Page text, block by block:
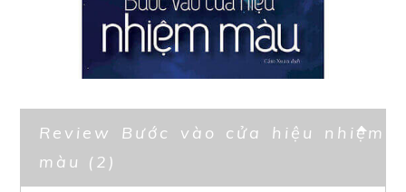
Review Bước vào cửa hiệu nhiệm
màu (2)